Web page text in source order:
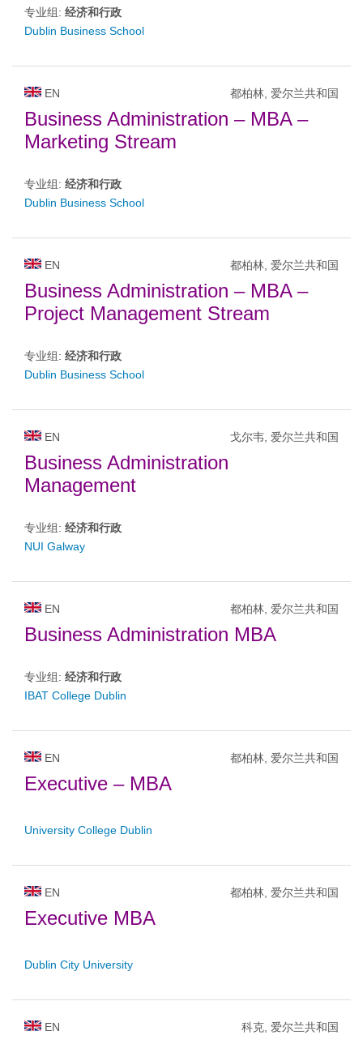
专业组: 经济和行政
Dublin Business School
EN 都柏林, 爱尔兰共和国
Business Administration – MBA –
Marketing Stream
专业组: 经济和行政
Dublin Business School
EN 都柏林, 爱尔兰共和国
Business Administration – MBA –
Project Management Stream
专业组: 经济和行政
Dublin Business School
EN 戈尔韦, 爱尔兰共和国
Business Administration
Management
专业组: 经济和行政
NUI Galway
EN 都柏林, 爱尔兰共和国
Business Administration MBA
专业组: 经济和行政
IBAT College Dublin
EN 都柏林, 爱尔兰共和国
Executive – MBA
University College Dublin
EN 都柏林, 爱尔兰共和国
Executive MBA
Dublin City University
EN 科克, 爱尔兰共和国